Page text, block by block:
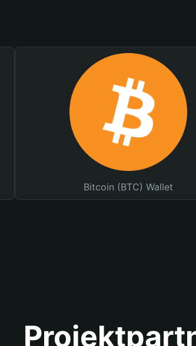
Bitcoin (BTC) Wallet